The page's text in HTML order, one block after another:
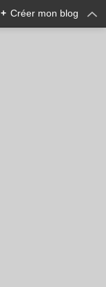
+ Créer mon blog